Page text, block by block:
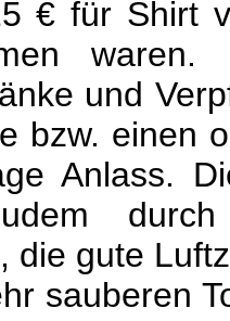
€ für Shirt
waren.
und
bzw. einen
Anlass.
die gute
sauberen